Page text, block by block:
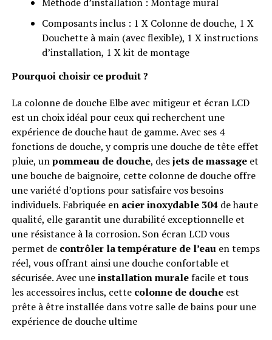
Composants inclus : 1 X Colonne de douche, 1 X
Douchette à main (avec flexible), 1 X instructions
d’installation, 1 X kit de montage
Pourquoi choisir ce produit ?
La colonne de douche Elbe avec mitigeur et écran LCD
est un choix idéal pour ceux qui recherchent une
expérience de douche haut de gamme. Avec ses 4
fonctions de douche, y compris une douche de tête effet
pluie, unpommeau de douche, desjets de massageet
une bouche de baignoire, cette colonne de douche offre
une variété d’options pour satisfaire vos besoins
individuels. Fabriquée en acier inoxydable 304de haute
qualité, elle garantit une durabilité exceptionnelle et
une résistance à la corrosion. Son écran LCD vous
permet de contrôler la température de l’eauen temps
réel, vous offrant ainsi une douche confortable et
sécurisée. Avec uneinstallation muralefacile et tous
les accessoires inclus, cette colonne de doucheest
prête à être installée dans votre salle de bains pour une
expérience de douche ultime